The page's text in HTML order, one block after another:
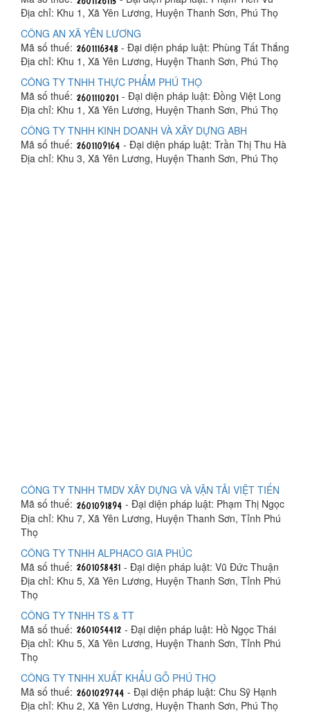
Địa chỉ: Khu 1, Xã Yên Lương, Huyện Thanh Sơn, Phú Thọ
CÔNG AN XÃ YÊN LƯƠNG
Mã số thuế:
- Đại diện pháp luật: Phùng Tất Thắng
Địa chỉ: Khu 1, Xã Yên Lương, Huyện Thanh Sơn, Phú Thọ
CÔNG TY TNHH THỰC PHẨM PHÚ THỌ
Mã số thuế:
- Đại diện pháp luật: Đồng Việt Long
Địa chỉ: Khu 1, Xã Yên Lương, Huyện Thanh Sơn, Phú Thọ
CÔNG TY TNHH KINH DOANH VÀ XÂY DỰNG ABH
Mã số thuế:
- Đại diện pháp luật: Trần Thị Thu Hà
Địa chỉ: Khu 3, Xã Yên Lương, Huyện Thanh Sơn, Phú Thọ
CÔNG TY TNHH TMDV XÂY DỰNG VÀ VẬN TẢI VIỆT TIẾN
Mã số thuế:
- Đại diện pháp luật: Phạm Thị Ngọc
Địa chỉ: Khu 7, Xã Yên Lương, Huyện Thanh Sơn, Tỉnh Phú
Thọ
CÔNG TY TNHH ALPHACO GIA PHÚC
Mã số thuế:
- Đại diện pháp luật: Vũ Đức Thuận
Địa chỉ: Khu 5, Xã Yên Lương, Huyện Thanh Sơn, Tỉnh Phú
Thọ
CÔNG TY TNHH TS & TT
Mã số thuế:
- Đại diện pháp luật: Hồ Ngọc Thái
Địa chỉ: Khu 5, Xã Yên Lương, Huyện Thanh Sơn, Tỉnh Phú
Thọ
CÔNG TY TNHH XUẤT KHẨU GỖ PHÚ THỌ
Mã số thuế:
- Đại diện pháp luật: Chu Sỹ Hạnh
Địa chỉ: Khu 2, Xã Yên Lương, Huyện Thanh Sơn, Phú Thọ